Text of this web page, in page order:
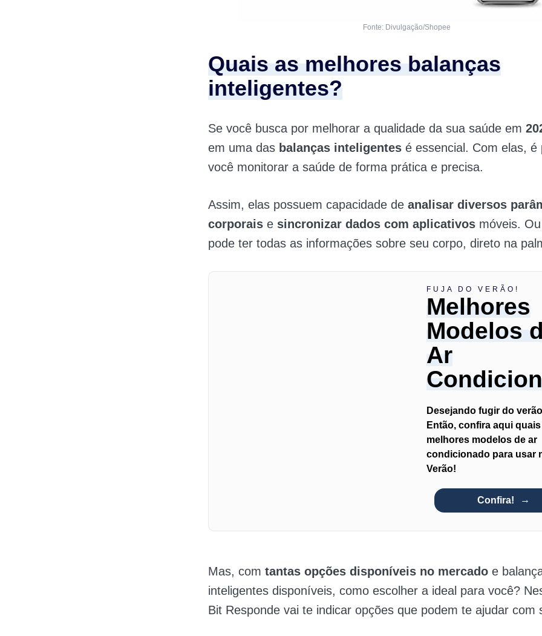
Fonte: Divulgação/Shopee
Quais as melhores balanças
inteligentes?
Se você busca por melhorar a qualidade da sua saúde em
em uma das balanças inteligentes é essencial. Com elas, é
você monitorar a saúde de forma prática e precisa.
Assim, elas possuem capacidade de analisar diversos
corporais e sincronizar dados com aplicativos móveis.
pode ter todas as informações sobre seu corpo, direto na
FUJA DO VERÃO!
Melhores
Modelos
Ar
Desejando fugir do
Então, confira aqui
melhores modelos de ar
condicionado para usar
Verão!
Confira!
Mas, com tantas opções disponíveis no mercado e
inteligentes disponíveis, como escolher a ideal para você?
Bit Responde vai te indicar opções que podem te ajudar com